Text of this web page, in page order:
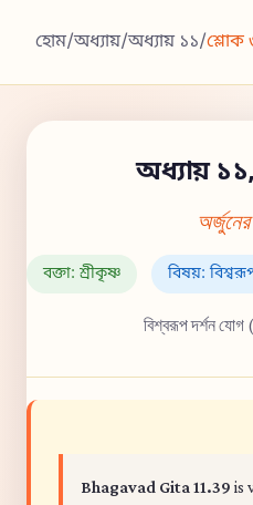
হোম/অধ্যায়/অধ্যায় ১১/শ্লোক
অধ্যায়
বক্তা: শ্রীকৃষ্ণ বিষয়:
বিশ্বরূপ দর্শন
Bhagavad Gita 11.39 is